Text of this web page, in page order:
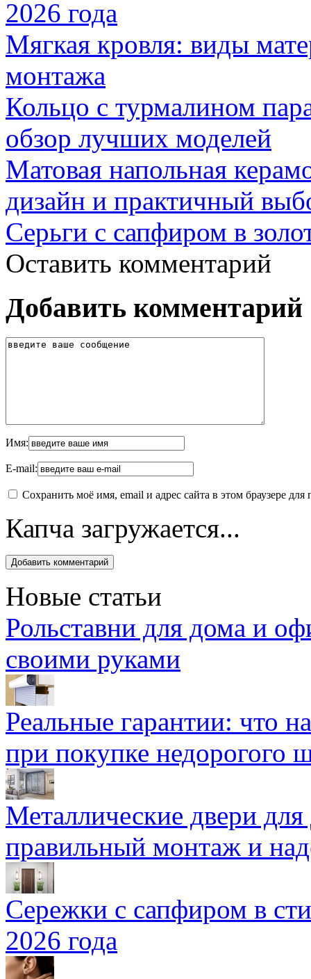
2026 года
Мягкая кровля: виды
монтажа
Кольцо с турмалином
обзор лучших моделей
Матовая напольная
дизайн и практичный
Серьги с сапфиром в
Оставить комментарий
Добавить комментарий
Имя:
E-mail:
Сохранить моё имя, email и адрес сайта в этом браузере
Капча загружается...
Новые статьи
Рольставни для дома и
своими руками
Реальные гарантии: что
при покупке недорогого
Металлические двери
правильный монтаж и
Сережки с сапфиром в
2026 года